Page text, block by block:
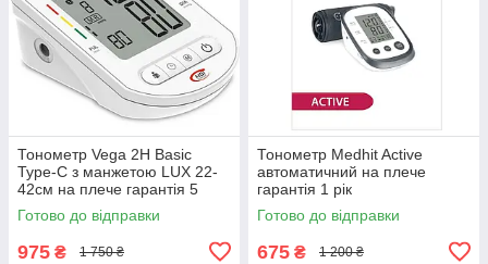
Тонометр Vega 2H Basic
Type-C з манжетою LUX 22-
42см на плече гарантія 5
років
Готово до відправки
975 ₴ 1 750 ₴
Тонометр Medhit Active
автоматичний на плече
гарантія 1 рік
Готово до відправки
675 ₴ 1 200 ₴